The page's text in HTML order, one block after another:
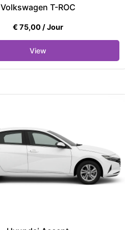
Volkswagen T-ROC
€ 75,00 / Jour